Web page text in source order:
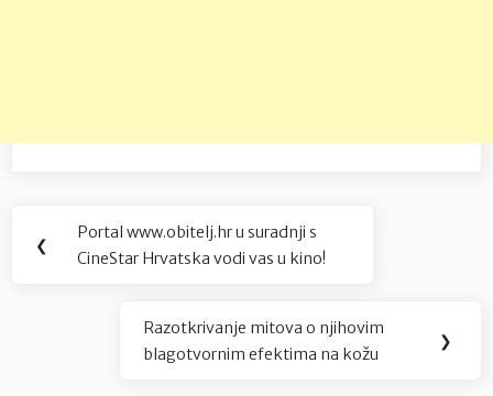
Navigacija
objava
❮
Previous
Post:
Portal www.obitelj.hr u suradnji s
CineStar Hrvatska vodi vas u kino!
Next
Post:
Razotkrivanje mitova o njihovim
blagotvornim efektima na kožu
❯